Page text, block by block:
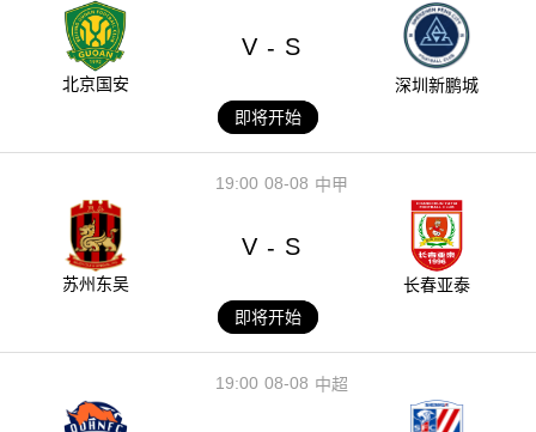
北京国安
V - S
深圳新鹏城
即将开始
08-08
19:00 中甲
苏州东吴
V - S
长春亚泰
即将开始
08-08
19:00 中超